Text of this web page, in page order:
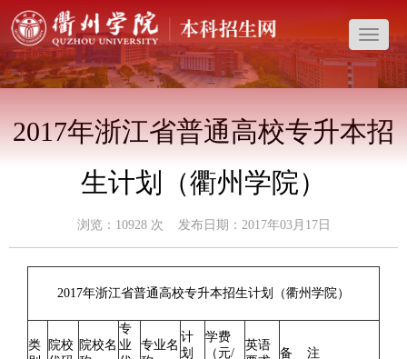
导
航
菜
2017年浙江省普通高校专升本招
生计划（衢州学院）
浏览： 10928 次 发布日期：2017年03月17日
2017年浙江省普通高校专升本招生计划（衢州学院）
类
院校 院校名
专
业
专业名
计
划
学费
（元/
英语
备 注